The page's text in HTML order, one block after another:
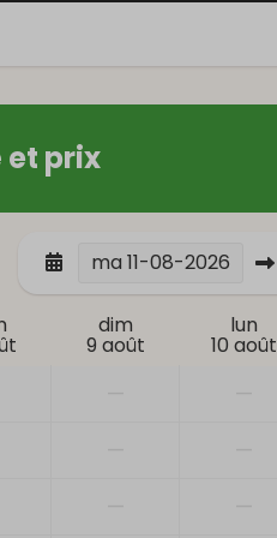
et prix
ma 11-08-2026
dim
9 août
lun
10 août